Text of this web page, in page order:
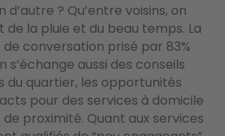
? Qu’entre voisins, on
la pluie et du beau temps. La
conversation prisé par 83%
s’échange aussi des conseils
du quartier, les opportunités
pour des services à domicile
proximité. Quant aux services